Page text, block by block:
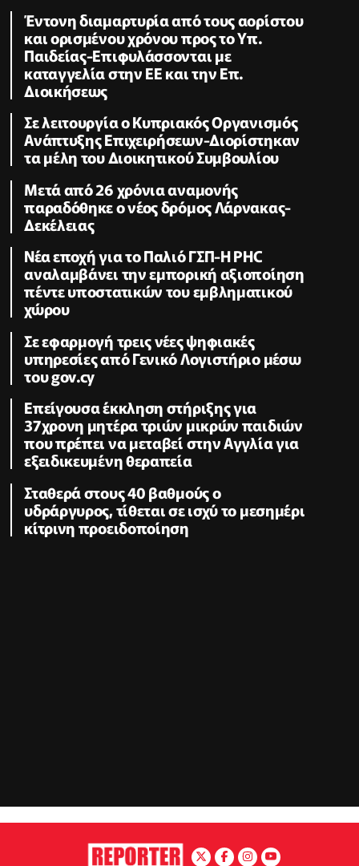
Έντονη διαμαρτυρία από τους αορίστου
και ορισμένου χρόνου προς το Υπ.
Παιδείας-Επιφυλάσσονται με
καταγγελία στην ΕΕ και την Επ.
Διοικήσεως
Σε λειτουργία ο Κυπριακός Οργανισμός
Ανάπτυξης Επιχειρήσεων-Διορίστηκαν
τα μέλη του Διοικητικού Συμβουλίου
Μετά από 26 χρόνια αναμονής
παραδόθηκε ο νέος δρόμος Λάρνακας-
Δεκέλειας
Νέα εποχή για το Παλιό ΓΣΠ-Η PHC
αναλαμβάνει την εμπορική αξιοποίηση
πέντε υποστατικών του εμβληματικού
χώρου
Σε εφαρμογή τρεις νέες ψηφιακές
υπηρεσίες από Γενικό Λογιστήριο μέσω
του gov.cy
Επείγουσα έκκληση στήριξης για
37χρονη μητέρα τριών μικρών παιδιών
που πρέπει να μεταβεί στην Αγγλία για
εξειδικευμένη θεραπεία
Σταθερά στους 40 βαθμούς ο
υδράργυρος, τίθεται σε ισχύ το μεσημέρι
κίτρινη προειδοποίηση